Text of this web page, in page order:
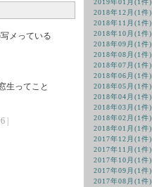
メっている
生ってこと
|
2019年01月(1件)
2018年12月(1件)
2018年11月(1件)
2018年10月(1件)
2018年09月(1件)
2018年08月(1件)
2018年07月(1件)
2018年06月(1件)
2018年05月(1件)
2018年04月(1件)
2018年03月(1件)
2018年02月(1件)
2018年01月(1件)
2017年12月(1件)
2017年11月(1件)
2017年10月(1件)
2017年09月(1件)
2017年08月(1件)